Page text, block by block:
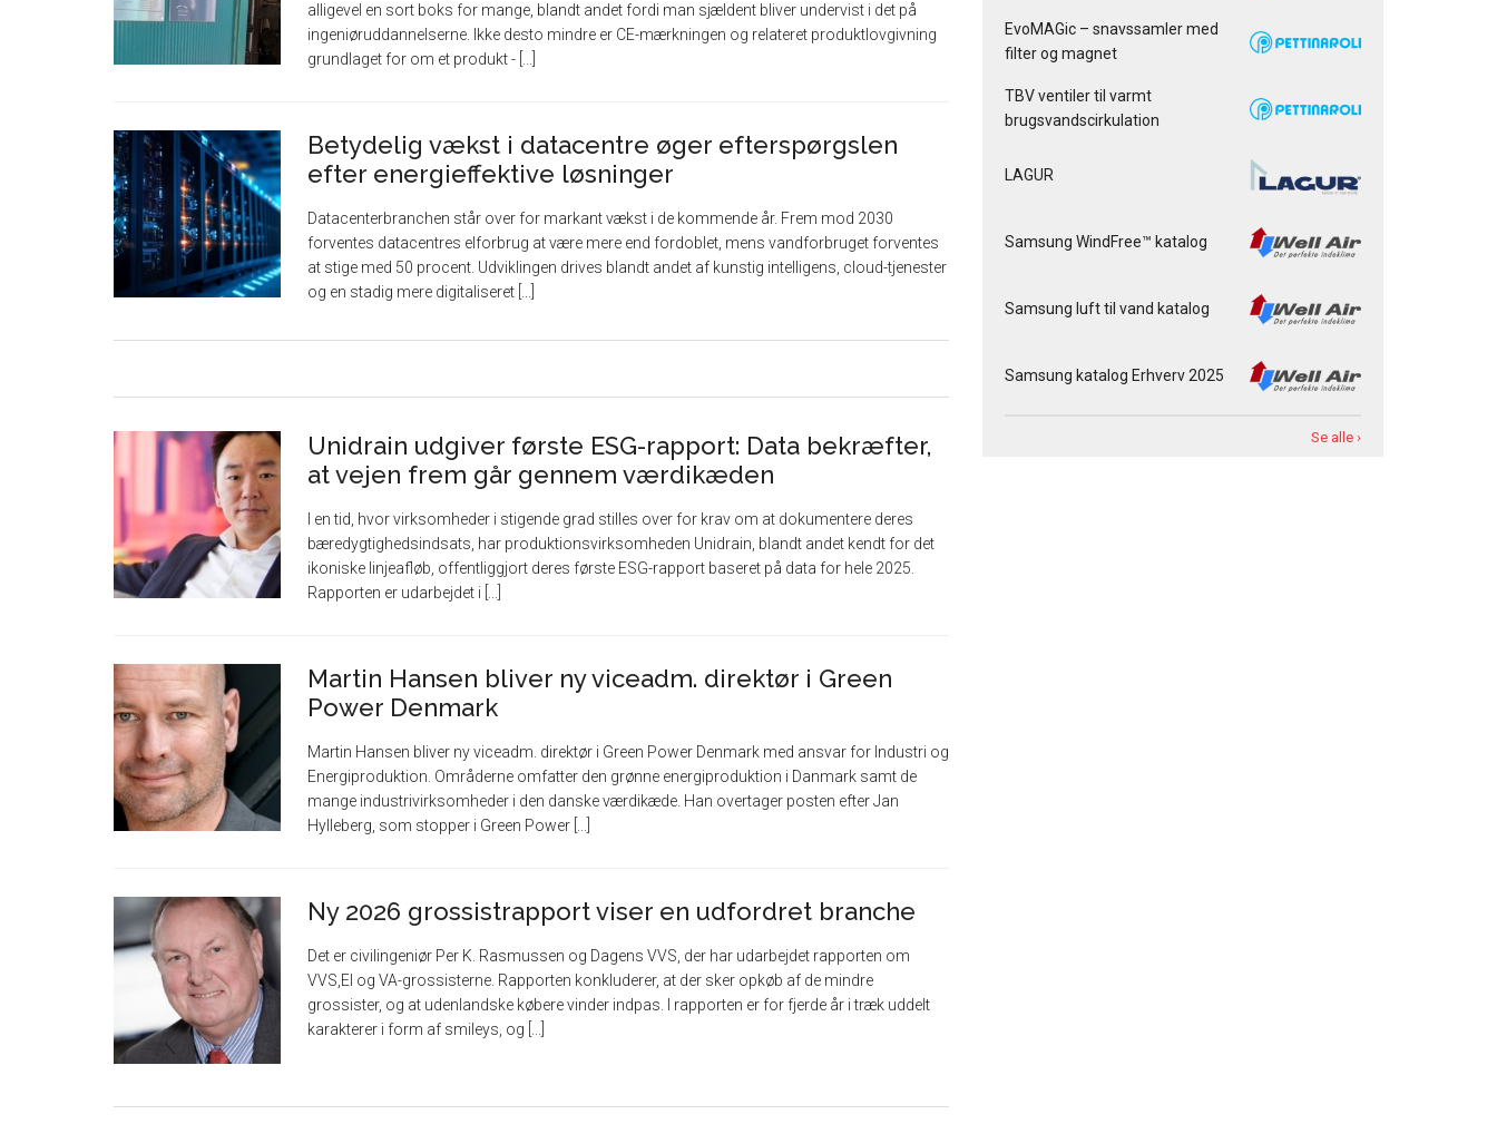
alligevel en sort boks for mange, blandt andet fordi man sjældent bliver undervist i det på
ingeniøruddannelserne. Ikke desto mindre er CE-mærkningen og relateret produktlovgivning
grundlaget for om et produkt - [...]
Betydelig vækst i datacentre øger efterspørgslen
efter energieffektive løsninger
Datacenterbranchen står over for markant vækst i de kommende år. Frem mod 2030
forventes datacentres elforbrug at være mere end fordoblet, mens vandforbruget forventes
at stige med 50 procent. Udviklingen drives blandt andet af kunstig intelligens, cloud-tjenester
og en stadig mere digitaliseret [...]
Unidrain udgiver første ESG-rapport: Data bekræfter,
at vejen frem går gennem værdikæden
I en tid, hvor virksomheder i stigende grad stilles over for krav om at dokumentere deres
bæredygtighedsindsats, har produktionsvirksomheden Unidrain, blandt andet kendt for det
ikoniske linjeafløb, offentliggjort deres første ESG-rapport baseret på data for hele 2025.
Rapporten er udarbejdet i [...]
Martin Hansen bliver ny viceadm. direktør i Green
Power Denmark
Martin Hansen bliver ny viceadm. direktør i Green Power Denmark med ansvar for Industri og
Energiproduktion. Områderne omfatter den grønne energiproduktion i Danmark samt de
mange industrivirksomheder i den danske værdikæde. Han overtager posten efter Jan
Hylleberg, som stopper i Green Power [...]
Ny 2026 grossistrapport viser en udfordret branche
Det er civilingeniør Per K. Rasmussen og Dagens VVS, der har udarbejdet rapporten om
VVS,El og VA-grossisterne. Rapporten konkluderer, at der sker opkøb af de mindre
grossister, og at udenlandske købere vinder indpas. I rapporten er for fjerde år i træk uddelt
karakterer i form af smileys, og [...]
EvoMAGic – snavssamler med
filter og magnet
TBV ventiler til varmt
brugsvandscirkulation
LAGUR
Samsung WindFree™ katalog
Samsung luft til vand katalog
Samsung katalog Erhverv 2025
Se alle ›